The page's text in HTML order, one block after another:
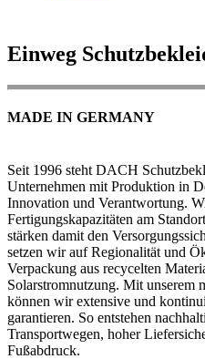
Einweg
MADE IN GERMANY
Seit 1996 steht DACH
Unternehmen mit Produktion in
Innovation und Verantwortung.
Fertigungskapazitäten am
stärken damit den
setzen wir auf Regionalität und
Verpackung aus recycelten
Solarstromnutzung. Mit unserem
können wir extensive und
garantieren. So entstehen
Transportwegen, hoher
Fußabdruck.